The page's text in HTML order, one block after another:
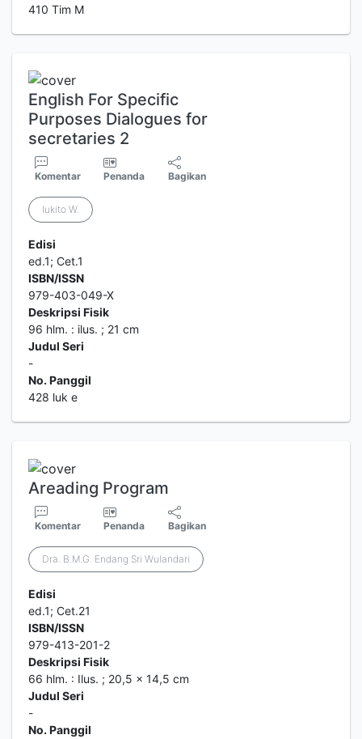
410 Tim M
English For Specific
Purposes Dialogues for
secretaries 2
Komentar Penanda Bagikan
lukito W.
Edisi
ed.1; Cet.1
ISBN/ISSN
979-403-049-X
Deskripsi Fisik
96 hlm. : ilus. ; 21 cm
Judul Seri
-
No. Panggil
428 luk e
Areading Program
Komentar Penanda Bagikan
Dra. B.M.G. Endang Sri Wulandari
Edisi
ed.1; Cet.21
ISBN/ISSN
979-413-201-2
Deskripsi Fisik
66 hlm. : Ilus. ; 20,5 x 14,5 cm
Judul Seri
-
No. Panggil